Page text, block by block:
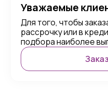
Уважаемые
Для того, чтобы
рассрочку или в
подбора наиболее